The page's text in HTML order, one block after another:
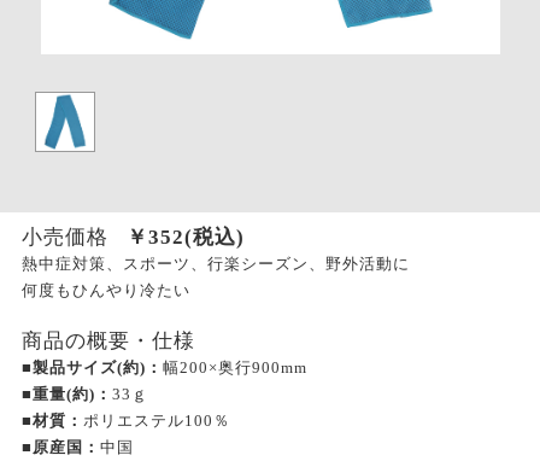
小売価格 ￥ 352(税込)
熱中症対策、スポーツ、行楽シーズン、野外活動に
何度もひんやり冷たい
商品の概要・仕様
■製品サイズ(約)： 幅200×奥行900mm
■重量(約)： 33ｇ
■材質： ポリエステル100％
■原産国： 中国